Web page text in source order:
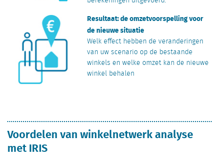
Resultaat: de omzetvoorspelling voor
de nieuwe situatie
Welk effect hebben de veranderingen
van uw scenario op de bestaande
winkels en welke omzet kan de nieuwe
winkel behalen
Voordelen van winkelnetwerk analyse
met IRIS